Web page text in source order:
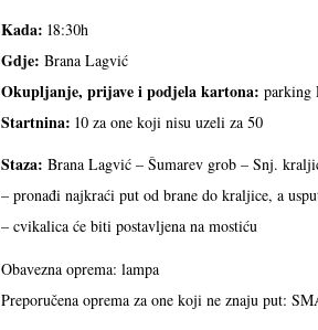
Kada: 18:30h
Gdje: Brana Lagvić
Okupljanje, prijave i podjela kartona: parking
Startnina: 10 za one koji nisu uzeli za 50
Staza: Brana Lagvić – Šumarev grob – Snj.
– pronađi najkraći put od brane do kraljice, a
– cvikalica će biti postavljena na mostiću
Obavezna oprema: lampa
Preporučena oprema za one koji ne znaju put: